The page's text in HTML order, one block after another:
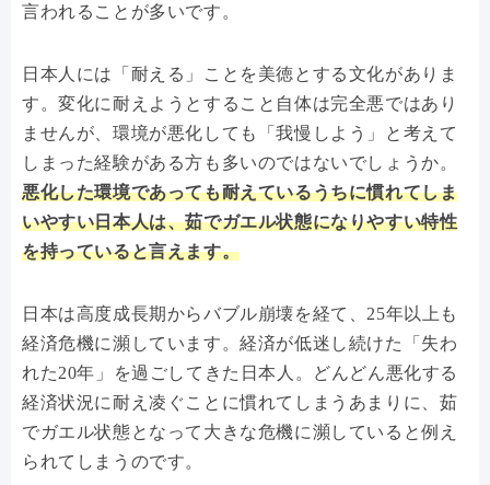
言われることが多いです。
日本人には「耐える」ことを美徳とする文化がありま
す。変化に耐えようとすること自体は完全悪ではあり
ませんが、環境が悪化しても「我慢しよう」と考えて
しまった経験がある方も多いのではないでしょうか。
悪化した環境であっても耐えているうちに慣れてしま
いやすい日本人は、茹でガエル状態になりやすい特性
を持っていると言えます。
日本は高度成長期からバブル崩壊を経て、25年以上も
経済危機に瀕しています。経済が低迷し続けた「失わ
れた20年」を過ごしてきた日本人。どんどん悪化する
経済状況に耐え凌ぐことに慣れてしまうあまりに、茹
でガエル状態となって大きな危機に瀕していると例え
られてしまうのです。